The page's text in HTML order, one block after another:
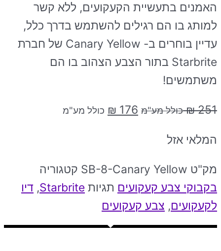
האמנים בתעשיית הקעקועים, ללא קשר
למותג בו הם רגילים להשתמש בדרך כלל,
עדיין בוחרים ב- Canary Yellow של חברת
Starbrite בתור הצבע הצהוב בו הם
משתמשים!
₪251 כולל מע"מ ₪ 176 כולל מע"מ
המלאי אזל
מק"ט SB-8-Canary Yellow קטגוריה
בקבוקי צבע קעקועים תגיות Starbrite
, דיו
לקעקועים, צבע קעקועים